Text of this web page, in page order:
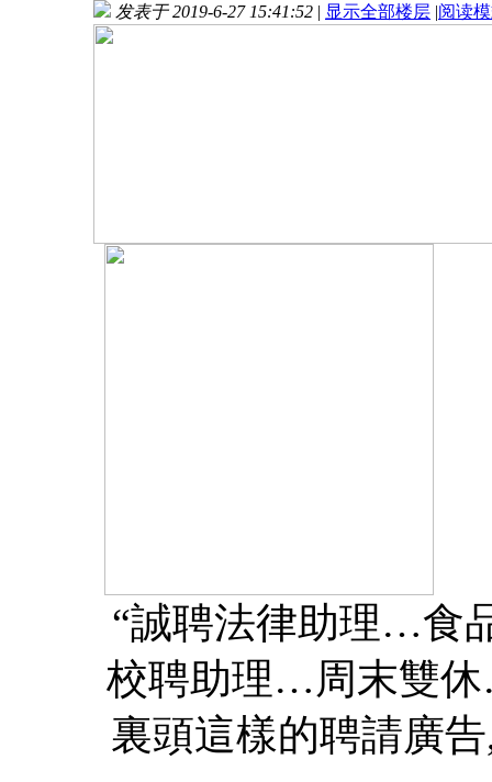
发表于 2019-6-27 15:41:52 | 显示全部楼层 |阅读
“誠聘法律助理…食
校聘助理…周末雙休
裏頭這樣的聘請廣告